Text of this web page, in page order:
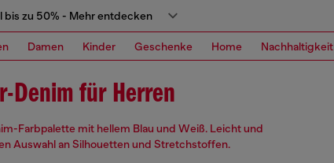
bis zu 50% - Mehr entdecken
Damen Kinder Geschenke Home Nachhaltigkeit
Denim für Herren
Farbpalette mit hellem Blau und Weiß. Leicht und
Auswahl an Silhouetten und Stretchstoffen.